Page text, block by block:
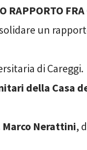
RAPPORTO
un
di Careggi.
della Casa
Nerattini,